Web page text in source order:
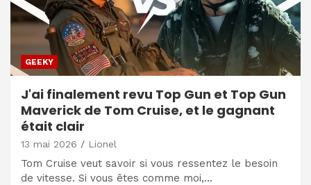
GEEKY
J'ai finalement revu Top Gun et Top Gun
Maverick de Tom Cruise, et le gagnant
était clair
13 mai 2026 Lionel
Tom Cruise veut savoir si vous ressentez le besoin
de vitesse. Si vous êtes comme moi,…